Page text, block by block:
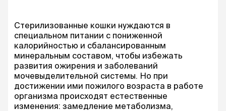
Стерилизованные кошки нуждаются в
специальном питании с пониженной
калорийностью и сбалансированным
минеральным составом, чтобы избежать
развития ожирения и заболеваний
мочевыделительной системы. Но при
достижении ими пожилого возраста в работе
организма происходят естественные
изменения: замедление метаболизма,